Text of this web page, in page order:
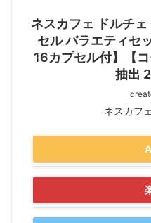
ネスカフェ ドルチ
セル バラエティセ
16カプセル付】【
抽出
ネスカフ